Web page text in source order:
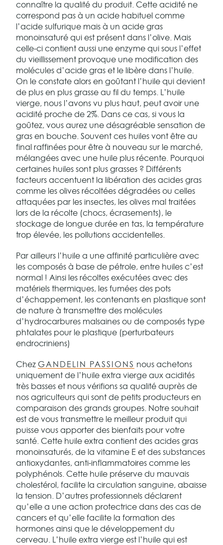
connaître la qualité du produit. Cette acidité ne
correspond pas à un acide habituel comme
l’acide sulfurique mais à un acide gras
monoinsaturé qui est présent dans l’olive. Mais
celle-ci contient aussi une enzyme qui sous l’effet
du vieillissement provoque une modification des
molécules d’acide gras et le libère dans l’huile.
On le constate alors en goûtant l’huile qui devient
de plus en plus grasse au fil du temps. L’huile
vierge, nous l’avons vu plus haut, peut avoir une
acidité proche de 2%. Dans ce cas, si vous la
goûtez, vous aurez une désagréable sensation de
gras en bouche. Souvent ces huiles vont être au
final raffinées pour être à nouveau sur le marché,
mélangées avec une huile plus récente. Pourquoi
certaines huiles sont plus grasses ? Différents
facteurs accentuent la libération des acides gras
comme les olives récoltées dégradées ou celles
attaquées par les insectes, les olives mal traitées
lors de la récolte (chocs, écrasements), le
stockage de longue durée en tas, la température
trop élevée, les pollutions accidentelles.
Par ailleurs l’huile a une affinité particulière avec
les composés à base de pétrole, entre huiles c’est
normal ! Ainsi les récoltes exécutées avec des
matériels thermiques, les fumées des pots
d’échappement, les contenants en plastique sont
de nature à transmettre des molécules
d’hydrocarbures malsaines ou de composés type
phtalates pour le plastique (perturbateurs
endrocriniens)
Chez GANDELIN PASSIONS nous achetons
uniquement de l’huile extra vierge aux acidités
très basses et nous vérifions sa qualité auprès de
nos agriculteurs qui sont de petits producteurs en
comparaison des grands groupes. Notre souhait
est de vous transmettre le meilleur produit qui
puisse vous apporter des bienfaits pour votre
santé. Cette huile extra contient des acides gras
monoinsaturés, de la vitamine E et des substances
antioxydantes, anti-inflammatoires comme les
polyphénols. Cette huile préserve du mauvais
cholestérol, facilite la circulation sanguine, abaisse
la tension. D’autres professionnels déclarent
qu’elle a une action protectrice dans des cas de
cancers et qu’elle facilite la formation des
hormones ainsi que le développement du
cerveau. L’huile extra vierge est l’huile qui est